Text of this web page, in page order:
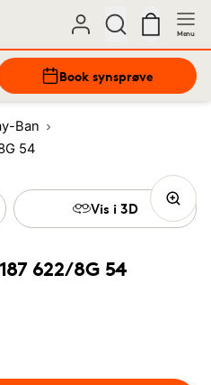
Menu
Book synsprøve
Ban
54
622/8G 54
Vis i 3D